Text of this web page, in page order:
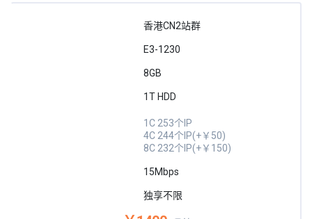
香港CN2站群
E3-1230
8GB
1T HDD
1C 253个IP
4C 244个IP(+￥50)
8C 232个IP(+￥150)
15Mbps
独享不限